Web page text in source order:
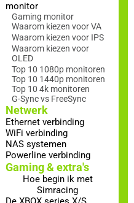
monitor
Gaming monitor
Waarom kiezen voor VA
Waarom kiezen voor IPS
Waarom kiezen voor
OLED
Top 10 1080p monitoren
Top 10 1440p monitoren
Top 10 4k monitoren
G-Sync vs FreeSync
Netwerk
Ethernet verbinding
WiFi verbinding
NAS systemen
Powerline verbinding
Gaming & extra's
Hoe begin ik met
Simracing